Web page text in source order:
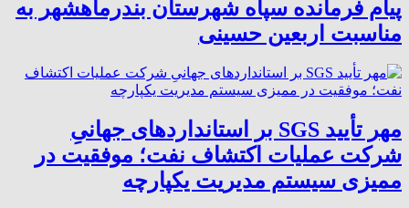
پیام فرمانده سپاه شهرستان بندرماهشهر به
مناسبت اربعین حسینی
مهر تأیید SGS بر استانداردهای جهانیِ
شرکت عملیات اکتشاف نفت؛ موفقیت در
ممیزی سیستم مدیریت یکپارچه